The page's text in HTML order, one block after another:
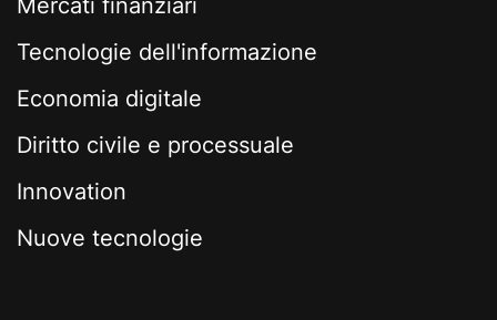
Mercati finanziari
Tecnologie dell'informazione
Economia digitale
Diritto civile e processuale
Innovation
Nuove tecnologie